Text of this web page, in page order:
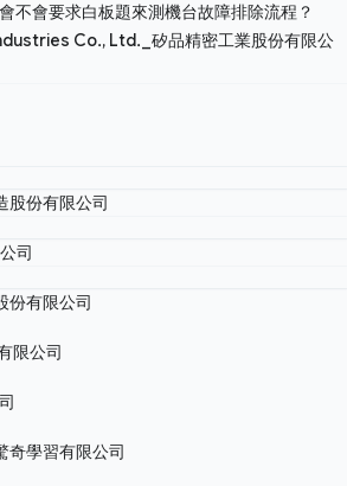
不會要求白板題來測機台故障排除流程？
Co., Ltd._矽品精密工業股份有限公
股份有限公司
司
份有限公司
限公司
學習有限公司